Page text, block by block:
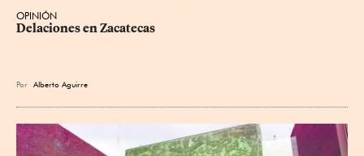
OPINIÓN
Delaciones en Zacatecas
Por Alberto Aguirre